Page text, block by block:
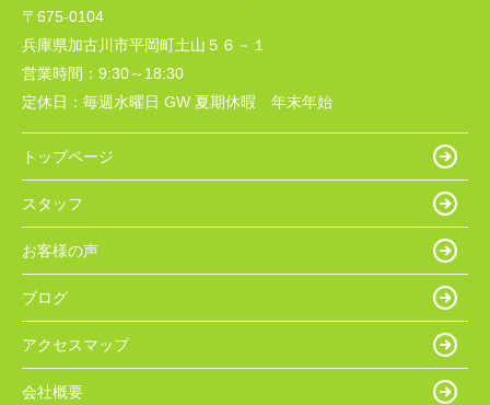
〒675-0104
兵庫県加古川市平岡町土山５６－１
営業時間： 9:30～18:30
定休日： 毎週水曜日 GW 夏期休暇 年末年始
トップページ
スタッフ
お客様の声
ブログ
アクセスマップ
会社概要